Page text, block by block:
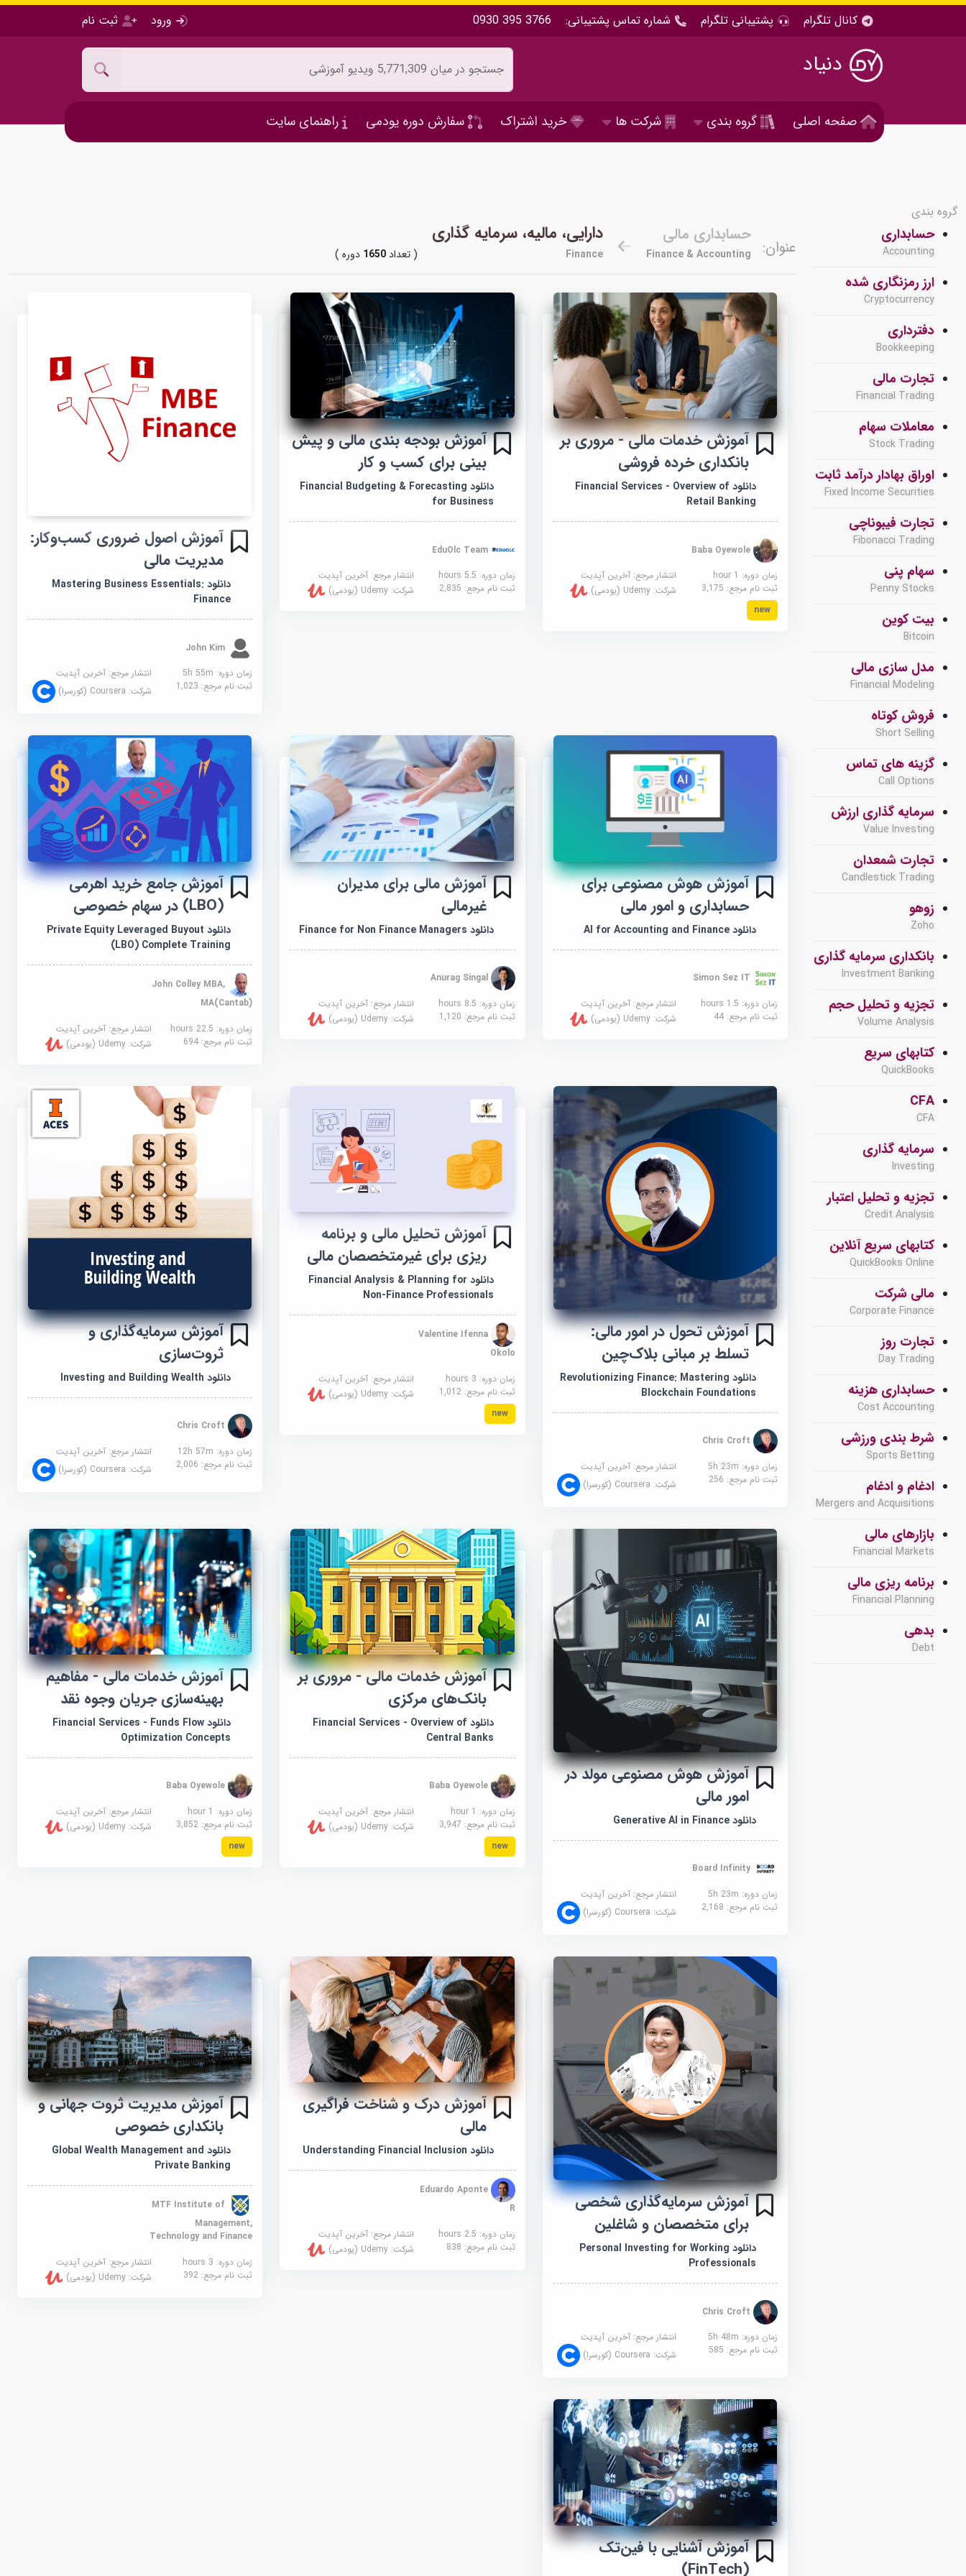
کانال تلگرام پشتیبانی تلگرام شماره تماس پشتیبانی: 0930 395 3766 ورود ثبت نام
دنیاد
صفحه اصلی گروه بندی شرکت ها خرید اشتراک سفارش دوره یودمی راهنمای سایت
گروه بندی
حسابداری
Accounting
ارز رمزنگاری شده
Cryptocurrency
دفترداری
Bookkeeping
تجارت مالی
Financial Trading
معاملات سهام
Stock Trading
اوراق بهادار درآمد ثابت
Fixed Income Securities
تجارت فیبوناچی
Fibonacci Trading
سهام پنی
Penny Stocks
بیت کوین
Bitcoin
مدل سازی مالی
Financial Modeling
فروش کوتاه
Short Selling
گزینه های تماس
Call Options
سرمایه گذاری ارزش
Value Investing
تجارت شمعدان
Candlestick Trading
زوهو
Zoho
بانکداری سرمایه گذاری
Investment Banking
تجزیه و تحلیل حجم
Volume Analysis
کتابهای سریع
QuickBooks
CFA
CFA
سرمایه گذاری
Investing
تجزیه و تحلیل اعتبار
Credit Analysis
کتابهای سریع آنلاین
QuickBooks Online
مالی شرکت
Corporate Finance
تجارت روز
Day Trading
حسابداری هزینه
Cost Accounting
شرط بندی ورزشی
Sports Betting
ادغام و ادغام
Mergers and Acquisitions
بازارهای مالی
Financial Markets
برنامه ریزی مالی
Financial Planning
بدهی
Debt
عنوان:
حسابداری مالی
Finance & Accounting
دارایی، مالیه، سرمایه گذاری
Finance ( تعداد1650 دوره )
آموزش خدمات مالی - مروری بر
بانکداری خرده فروشی
دانلود Financial Services - Overview of
Retail Banking
زمان دوره: 1 hour
انتشار مرجع: آخرین آپدیت
ثبت نام مرجع: 3,175 شرکت: Udemy (یودمی)
new
آموزش بودجه بندی مالی و پیش
بینی برای کسب و کار
دانلود Financial Budgeting & Forecasting
for Business
EduOlc Team
زمان دوره: 5.5 hours
انتشار مرجع: آخرین آپدیت
ثبت نام مرجع: 2,835 شرکت: Udemy (یودمی)
آموزش اصول ضروری کسب‌وکار:
مدیریت مالی
دانلود Mastering Business Essentials:
Finance
زمان دوره: 5h 55m
انتشار مرجع:آخرین آپدیت
ثبت نام مرجع: 1,023 شرکت: Coursera (کورسرا)
آموزش هوش مصنوعی برای
حسابداری و امور مالی
دانلود AI for Accounting and Finance
زمان دوره: 1.5 hours
انتشار مرجع: آخرین آپدیت
ثبت نام مرجع: 44 شرکت: Udemy (یودمی)
آموزش مالی برای مدیران
غیرمالی
دانلود Finance for Non Finance Managers
Anurag Singal
زمان دوره: 8.5 hours
انتشار مرجع: آخرین آپدیت
ثبت نام مرجع: 1,120 شرکت: Udemy (یودمی)
آموزش جامع خرید اهرمی
(LBO) در سهام خصوصی
دانلود Private Equity Leveraged Buyout
(LBO) Complete Training
John Colley MBA,
MA(Cantab)
زمان دوره: 22.5 hours
انتشار مرجع:آخرین آپدیت
ثبت نام مرجع: 694 شرکت:Udemy (یودمی)
آموزش تحول در امور مالی:
تسلط بر مبانی بلاک‌چین
دانلود Revolutionizing Finance: Mastering
Blockchain Foundations
زمان دوره: 5h 23m
انتشار مرجع: آخرین آپدیت
ثبت نام مرجع: 256 شرکت: Coursera (کورسرا)
آموزش تحلیل مالی و برنامه
ریزی برای غیرمتخصصان مالی
دانلود Financial Analysis & Planning for
Non-Finance Professionals
Valentine Ifenna
Okolo
زمان دوره: 3 hours
انتشار مرجع: آخرین آپدیت
ثبت نام مرجع:1,012 شرکت: Udemy (یودمی)
new
آموزش سرمایه‌گذاری و
ثروت‌سازی
دانلود Investing and Building Wealth
Chris Croft
زمان دوره: 12h 57m
انتشار مرجع:آخرین آپدیت
ثبت نام مرجع: 2,006 شرکت: Coursera (کورسرا)
آموزش هوش مصنوعی مولد در
امور مالی
دانلود Generative AI in Finance
زمان دوره: 5h 23m
انتشار مرجع: آخرین آپدیت
ثبت نام مرجع: 2,168 شرکت: Coursera (کورسرا)
آموزش خدمات مالی - مروری بر
بانک‌های مرکزی
دانلود Financial Services - Overview of
Central Banks
Baba Oyewole
زمان دوره: 1 hour
انتشار مرجع: آخرین آپدیت
ثبت نام مرجع: 3,947 شرکت: Udemy (یودمی)
new
آموزش خدمات مالی - مفاهیم
بهینه‌سازی جریان وجوه نقد
دانلود Financial Services - Funds Flow
Optimization Concepts
Baba Oyewole
زمان دوره: 1 hour
انتشار مرجع:آخرین آپدیت
ثبت نام مرجع: 3,852 شرکت:Udemy (یودمی)
new
آموزش سرمایه‌گذاری شخصی
برای متخصصان و شاغلین
دانلود Personal Investing for Working
Professionals
زمان دوره: 5h 48m
انتشار مرجع: آخرین آپدیت
ثبت نام مرجع: 585 شرکت: Coursera (کورسرا)
آموزش درک و شناخت فراگیری
مالی
دانلود Understanding Financial Inclusion
Eduardo Aponte
R
زمان دوره: 2.5 hours
انتشار مرجع: آخرین آپدیت
ثبت نام مرجع: 838 شرکت: Udemy (یودمی)
آموزش مدیریت ثروت جهانی و
بانکداری خصوصی
دانلود Global Wealth Management and
Private Banking
MTF Institute of
Management,
Technology and Finance
زمان دوره: 3 hours
انتشار مرجع:آخرین آپدیت
ثبت نام مرجع: 392 شرکت:Udemy (یودمی)
آموزش آشنایی با فین‌تک
(FinTech)